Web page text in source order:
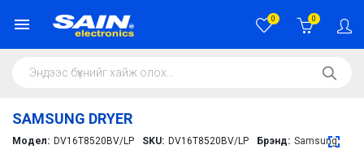
0 0
SAMSUNG DRYER
Модел: DV16T8520BV/LP SKU: DV16T8520BV/LP Брэнд: Samsung